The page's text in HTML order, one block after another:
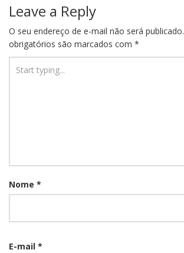
Leave a Reply
O seu endereço de e-mail não será publicado.
obrigatórios são marcados com *
Nome *
E-mail *